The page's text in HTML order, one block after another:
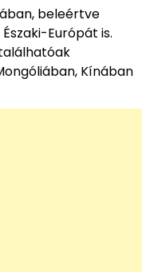
beleértve
Európát is.
Kínában